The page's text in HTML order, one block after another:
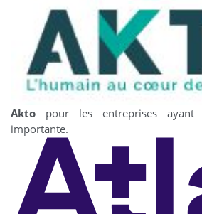
Akto pour les entreprises
importante.